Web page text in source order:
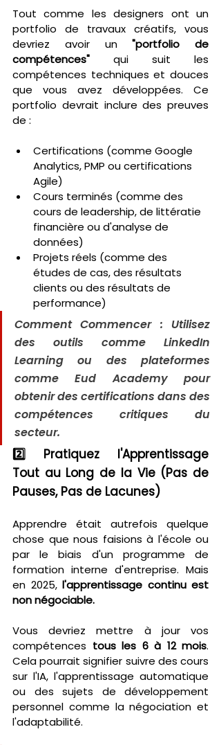
Tout comme les designers ont un
portfolio de travaux créatifs, vous
devriez avoir un "portfolio de
compétences" qui suit les
compétences techniques et douces
que vous avez développées. Ce
portfolio devrait inclure des preuves
de :
Certifications (comme Google
Analytics, PMP ou certifications
Agile)
Cours terminés (comme des
cours de leadership, de littératie
financière ou d'analyse de
données)
Projets réels (comme des
études de cas, des résultats
clients ou des résultats de
performance)
Comment Commencer : Utilisez
des outils comme LinkedIn
Learning ou des plateformes
comme Eud Academy pour
obtenir des certifications dans des
compétences critiques du
secteur.
2️⃣ Pratiquez l'Apprentissage
Tout au Long de la Vie (Pas de
Pauses, Pas de Lacunes)
Apprendre était autrefois quelque
chose que nous faisions à l'école ou
par le biais d'un programme de
formation interne d'entreprise. Mais
en 2025, l'apprentissage continu est
non négociable.
Vous devriez mettre à jour vos
compétences tous les 6 à 12 mois.
Cela pourrait signifier suivre des cours
sur l'IA, l'apprentissage automatique
ou des sujets de développement
personnel comme la négociation et
l'adaptabilité.